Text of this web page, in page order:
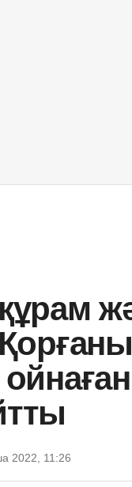
2022, 11:26